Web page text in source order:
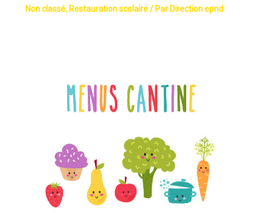
Non classé, Restauration scolaire/ Par Direction epnd